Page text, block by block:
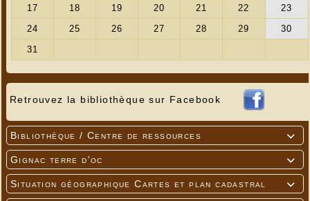
Retrouvez la bibliothèque sur Facebook

Bibliothèque / Centre de ressources

Gignac terre d'oc

Situation géographique Cartes et plan cadastral